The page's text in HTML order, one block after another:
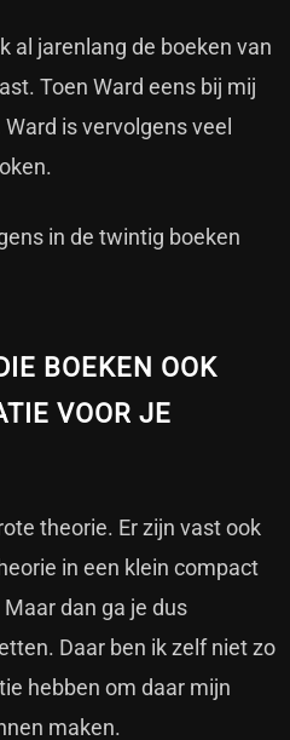
al jarenlang de boeken van
Toen Ward eens bij mij
is vervolgens veel
in de twintig boeken
BOEKEN OOK
VOOR JE
theorie. Er zijn vast ook
in een klein compact
dan ga je dus
Daar ben ik zelf niet zo
hebben om daar mijn
maken.